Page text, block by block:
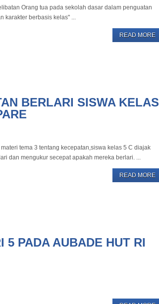
Orang tua pada sekolah dasar dalam penguatan
karakter berbasis kelas" ...
READ MORE
BERLARI SISWA KELAS
materi tema 3 tentang kecepatan,siswa kelas 5 C diajak
dan mengukur secepat apakah mereka berlari. ...
READ MORE
5 PADA AUBADE HUT RI